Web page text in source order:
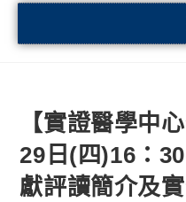
【實證醫學中
29日(四)16：
獻評讀簡介及實